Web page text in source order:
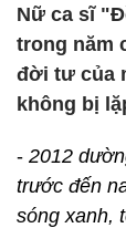
Nữ ca sĩ
trong năm
đời tư của
không bị
- 2012
trước đến
sóng xanh,